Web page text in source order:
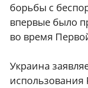
борьбы с
впервые было
во время
Украина
использования